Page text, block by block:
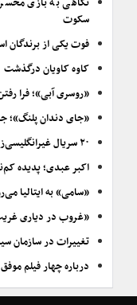
نگاهی به بازی
سکوت
فوت یکی از برندگان
کاوه کاویان درگذشت
«روسری آبی»؛ فرا
«جای دندان پلنگ»؛
۲۰ سریال غیرانگلیسی‌زبان برگزیده سال‌های اخیر
اکبر عبدی؛ پدیده
«سامی» به ایتالیا
«غروب در دیاری
تغییرات در سازمان
درباره چهار فیلم موفق در باکس